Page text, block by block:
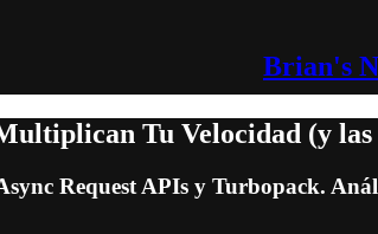
Brian's
Tu Velocidad (y
Request APIs y Turbopack.